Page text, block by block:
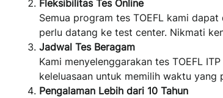
Fleksibilitas Tes Online
Semua program tes TOEFL kami
perlu datang ke test center. Nikmati
Jadwal Tes Beragam
Kami menyelenggarakan tes TOEFL
keleluasaan untuk memilih waktu yang
Pengalaman Lebih dari 10 Tahun